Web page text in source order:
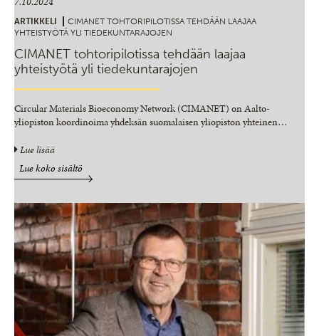
ARTIKKELI
CIMANET TOHTORIPILOTISSA TEHDÄÄN LAAJAA
YHTEISTYÖTÄ YLI TIEDEKUNTARAJOJEN
CIMANET tohtoripilotissa tehdään laajaa
yhteistyötä yli tiedekuntarajojen
Circular Materials Bioeconomy Network (CIMANET) on Aalto-
yliopiston koordinoima yhdeksän suomalaisen yliopiston yhteinen…
Lue lisää
Lue koko sisältö